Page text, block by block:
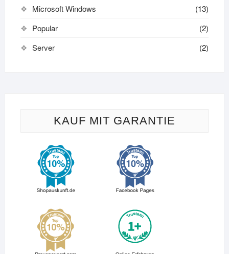
Microsoft Windows
(13)
Popular
(2)
Server
(2)
KAUF MIT GARANTIE